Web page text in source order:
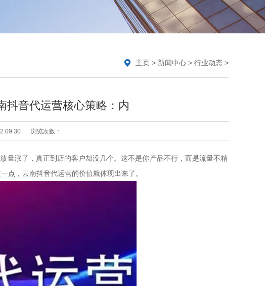
主页 > 新闻中心 > 行业动态 >
抖音代运营核心策略：内
09:30 浏览次数：
量涨了，真正到店的客户却没几个。这不是你产品不行，而是流量不精
点，云南抖音代运营的价值就体现出来了。